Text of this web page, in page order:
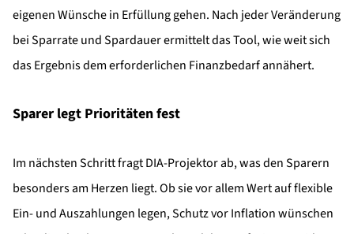
eigenen Wünsche in Erfüllung gehen. Nach jeder Veränderung
bei Sparrate und Spardauer ermittelt das Tool, wie weit sich
das Ergebnis dem erforderlichen Finanzbedarf annähert.
Sparer legt Prioritäten fest
Im nächsten Schritt fragt DIA-Projektor ab, was den Sparern
besonders am Herzen liegt. Ob sie vor allem Wert auf flexible
Ein- und Auszahlungen legen, Schutz vor Inflation wünschen